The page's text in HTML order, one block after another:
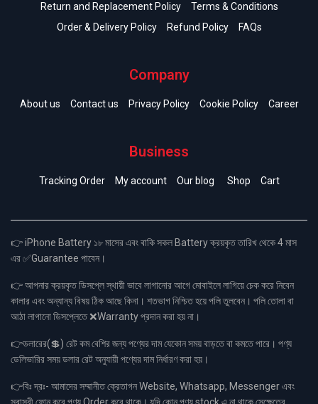
Return and Replacement Policy
Terms & Conditions
Order & Delivery Policy
Refund Policy FAQs
Company
About us Contact us Privacy Policy Cookie Policy Career
Business
Tracking Order My account Our blog Shop Cart
👉 iPhone Battery ১৮ মাসের এবং বাকি সকল Battery ক্রয়কৃত তারিখ থেকে 4 মাস
এর ✅Guarantee পাবেন।
👉 আপনার ক্রয়কৃত ডিসপ্লে স্থায়ী ভাবে লাগানোর আগে মোবাইলে লাগিয়ে চেক করে নিবেন
কালার এবং অন্যান্য বিষয় ঠিক আছে কিনা। শতভাগ নিশ্চিত হয়ে পলি তুলবেন। পলি তোলা বা
আঠা লাগানো ডিসপ্লেতে ❌Warranty প্রদান করা হয় না।
👉ডলারের(💲) রেট কম বেশির জন্য পণ্যের দাম যেকোন সময় বাড়তে বা কমতে পারে। পণ্য
ডেলিভারির সময় ডলার রেট অনুযায়ী পণ্যের দাম নির্ধারণ করা হয়।
👉বিঃ দ্রঃ- আমাদের সম্মানীত ক্রেতাগন Website, Whatsapp, Messenger এবং